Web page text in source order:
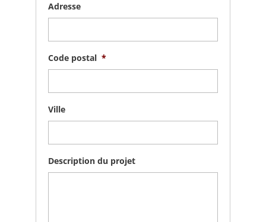
Adresse
Code postal *
Ville
Description du projet